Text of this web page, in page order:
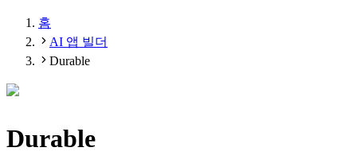
홈
AI 앱 빌더
Durable
Durable